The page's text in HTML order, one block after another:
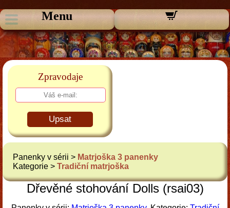
Menu
Zpravodaje
Upsat
Panenky v sérii > Matrjoška 3 panenky
Kategorie > Tradiční matrjoška
Dřevěné stohování Dolls (rsai03)